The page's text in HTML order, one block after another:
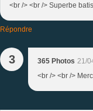
<br /> <br /> Superbe
Répondre
3 365 Photos 21/
<br /> <br />